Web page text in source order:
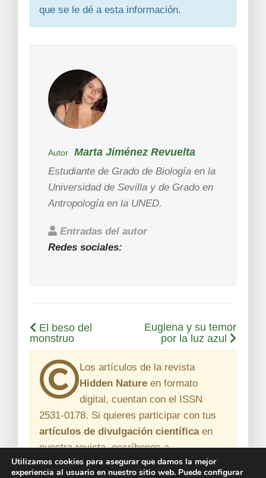
que se le dé a esta información.
Autor Marta Jiménez Revuelta
Estudiante de Grado de Biología en la
Universidad de Sevilla y de Grado en
Antropología en la UNED.
Entradas del autor
Redes sociales:
El beso del
monstruo
Euglena y su temor
por la luz azul
Los artículos de la revista
Hidden Nature en formato
digital, cuentan con el ISSN
2531-0178. Si quieres participar con tus
artículos de divulgación científicaen
nuestra revista, escríbenos a
revista@hidden-nature.com
Utilizamos cookies para asegurar que damos la mejor
experiencia al usuario en nuestro sitio web. Puede configurar